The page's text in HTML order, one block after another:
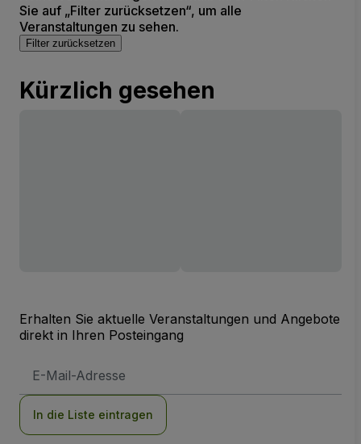
Sie auf „Filter zurücksetzen“, um alle
Veranstaltungen zu sehen.
Filter zurücksetzen
Kürzlich gesehen
Erhalten Sie aktuelle Veranstaltungen und Angebote
direkt in Ihren Posteingang
Mail-
In die Liste eintragen